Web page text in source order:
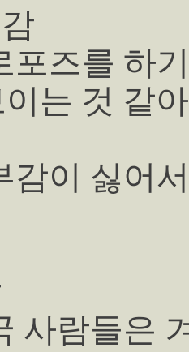
포즈를 하
는 것 같
감이 싫어
사람들은